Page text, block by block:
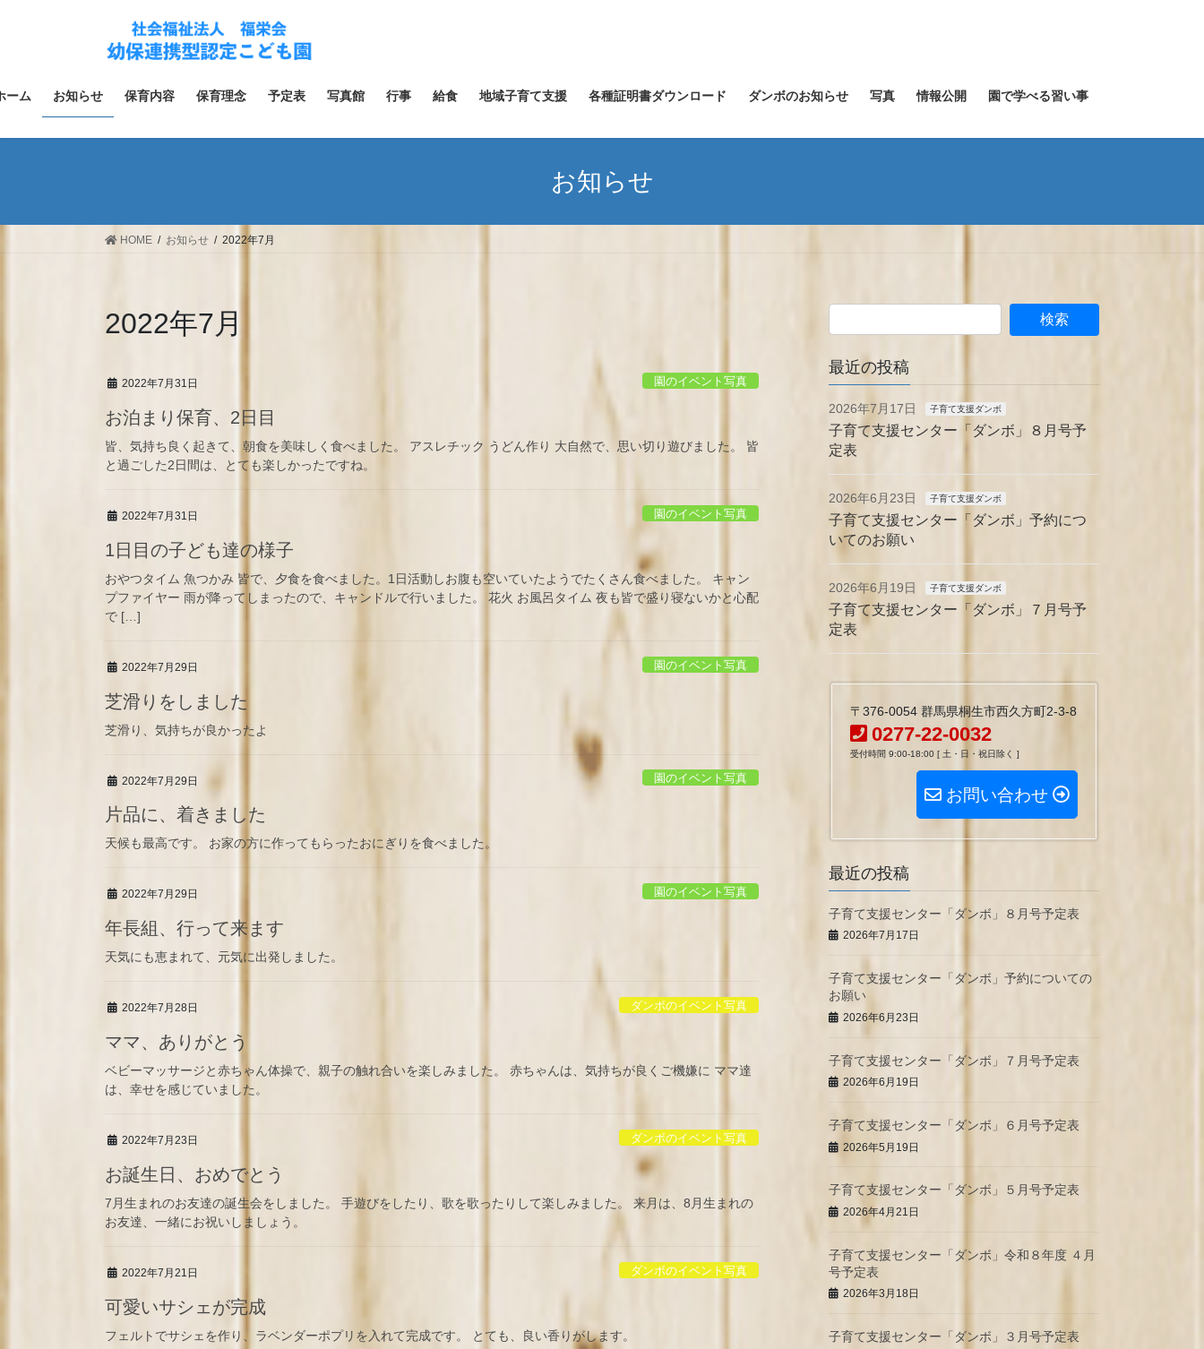
ツ
ス
シ
ン
ーム お知らせ 保育内容 保育理念 予定表 写真館 行事 給食 地域子育て支援 各種証明書ダウンロード ダンボのお知らせ 写真 情報公開 園で学べる習い事
お知らせ
HOME お知らせ 2022年7月
2022年7月
2022年7月31日 園のイベント写真
お泊まり保育、2日目
皆、気持ち良く起きて、朝食を美味しく食べました。 アスレチック うどん作り 大自然で、思い切り遊びました。 皆
と過ごした2日間は、とても楽しかったですね。
2022年7月31日 園のイベント写真
1日目の子ども達の様子
おやつタイム 魚つかみ 皆で、夕食を食べました。1日活動しお腹も空いていたようでたくさん食べました。 キャン
プファイヤー 雨が降ってしまったので、キャンドルで行いました。 花火 お風呂タイム 夜も皆で盛り寝ないかと心配
で […]
2022年7月29日 園のイベント写真
芝滑りをしました
芝滑り、気持ちが良かったよ
2022年7月29日 園のイベント写真
片品に、着きました
天候も最高です。 お家の方に作ってもらったおにぎりを食べました。
2022年7月29日 園のイベント写真
年長組、行って来ます
天気にも恵まれて、元気に出発しました。
2022年7月28日 ダンボのイベント写真
ママ、ありがとう
ベビーマッサージと赤ちゃん体操で、親子の触れ合いを楽しみました。 赤ちゃんは、気持ちが良くご機嫌に ママ達
は、幸せを感じていました。
2022年7月23日 ダンボのイベント写真
お誕生日、おめでとう
7月生まれのお友達の誕生会をしました。 手遊びをしたり、歌を歌ったりして楽しみました。 来月は、8月生まれの
お友達、一緒にお祝いしましょう。
2022年7月21日 ダンボのイベント写真
可愛いサシェが完成
フェルトでサシェを作り、ラベンダーポプリを入れて完成です。 とても、良い香りがします。
最近の投稿
2026年7月17日 子育て支援ダンボ
子育て支援センター「ダンボ」８月号予
定表
2026年6月23日 子育て支援ダンボ
子育て支援センター「ダンボ」予約につ
いてのお願い
2026年6月19日 子育て支援ダンボ
子育て支援センター「ダンボ」７月号予
定表
〒376-0054 群馬県桐生市西久方町2-3-8
0277-22-0032
受付時間 9:00-18:00 [ 土・日・祝日除く ]
お問い合わせ
最近の投稿
子育て支援センター「ダンボ」８月号予定表
2026年7月17日
子育て支援センター「ダンボ」予約についての
お願い
2026年6月23日
子育て支援センター「ダンボ」７月号予定表
2026年6月19日
子育て支援センター「ダンボ」６月号予定表
2026年5月19日
子育て支援センター「ダンボ」５月号予定表
2026年4月21日
子育て支援センター「ダンボ」令和８年度 ４月
号予定表
2026年3月18日
子育て支援センター「ダンボ」３月号予定表